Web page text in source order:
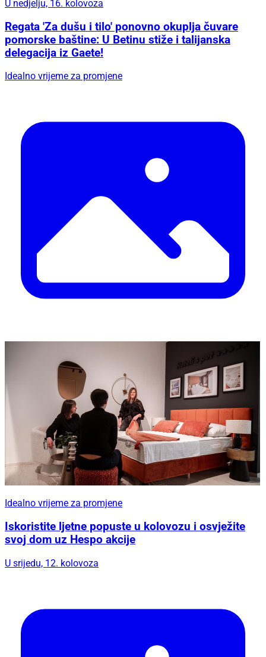
U nedjelju, 16. kolovoza
Regata 'Za dušu i tilo' ponovno okuplja čuvare
pomorske baštine: U Betinu stiže i talijanska
delegacija iz Gaete!
Idealno vrijeme za promjene
Idealno vrijeme za promjene
Iskoristite ljetne popuste u kolovozu i osvježite
svoj dom uz Hespo akcije
U srijedu, 12. kolovoza